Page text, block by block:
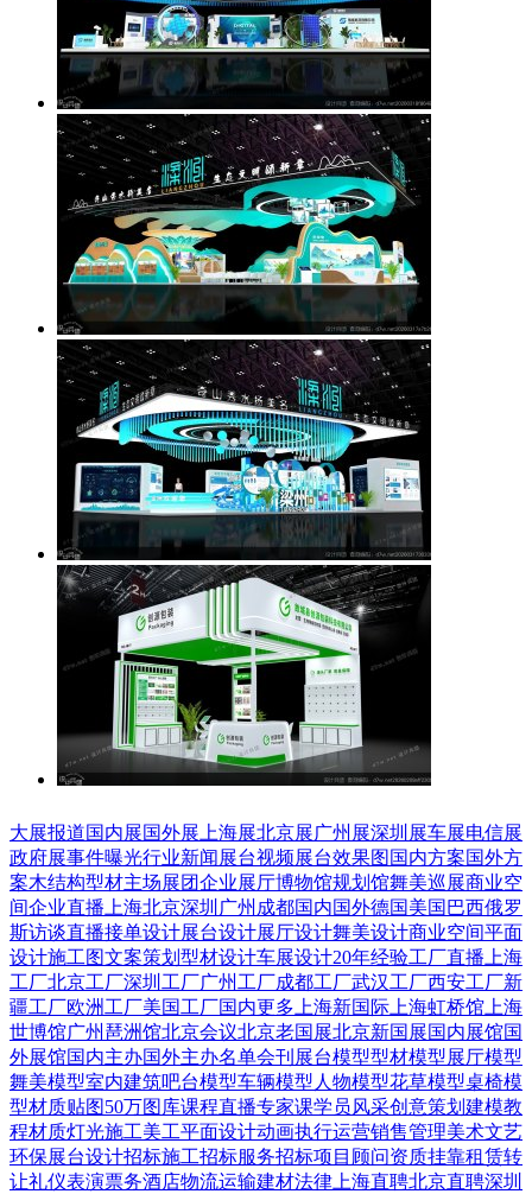
大展报道国内展国外展 上海展北京展广州展深圳展车展电信展
政府展事件曝光行业新闻 展台视频展台效果图 国内方案国外方
案木结构型材主场展团企业展厅博物馆规划馆舞美巡展商业空
间企业直播 上海北京深圳 广州 成都国内国外德国美国 巴西俄罗
斯访谈直播接单设计展台设计展厅设计舞美设计商业空间平面
设计施工图文案策划 型材设计车展设计20年经验工厂直播 上海
工厂北京工厂深圳工厂广州工厂成都工厂武汉工厂西安工厂新
疆工厂欧洲工厂美国工厂国内更多 上海新国际 上海虹桥馆 上海
世博馆广州琶洲馆北京会议北京老国展北京新国展国内展馆国
外展馆国内主办国外主办名单会刊 展台模型型材模型展厅模型
舞美模型室内建筑吧台模型车辆模型 人物模型花草模型桌椅模
型材质贴图50万图库课程直播专家课学员风采创意策划 建模教
程材质灯光施工美工平面设计动画执行运营销售管理美术文艺
环保展台设计招标施工招标服务招标项目顾问资质挂靠租赁转
让礼仪表演票务酒店物流运输建材法律 上海直聘北京直聘深圳